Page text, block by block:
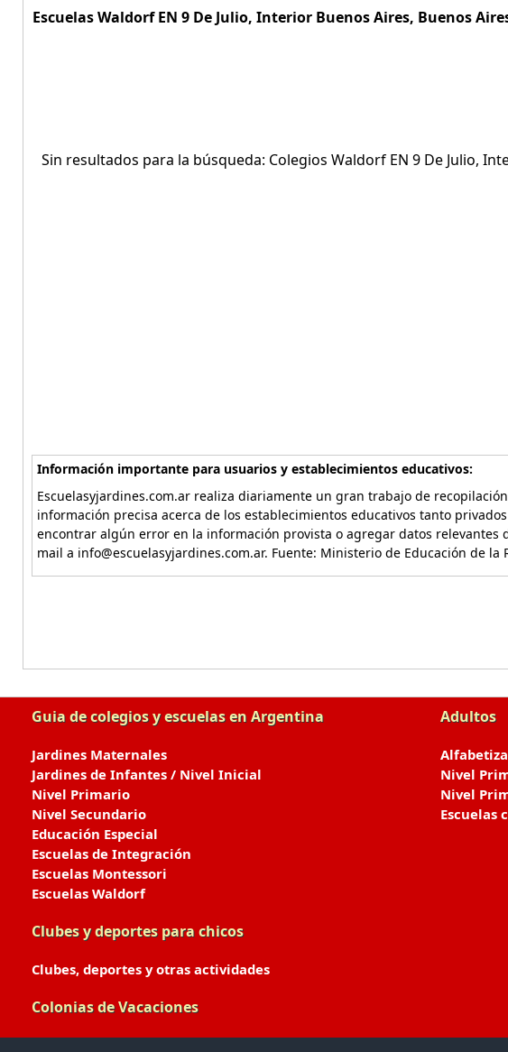
Escuelas Waldorf EN 9 De Julio, Interior Buenos Aires, Buenos
Sin resultados para la búsqueda: Colegios Waldorf EN 9 De Julio,
Información importante para usuarios y establecimientos educativos:
Escuelasyjardines.com.ar realiza diariamente un gran trabajo de
información precisa acerca de los establecimientos educativos tanto
encontrar algún error en la información provista o agregar datos relevantes
mail a info@escuelasyjardines.com.ar. Fuente: Ministerio de Educación de la
Guia de colegios y escuelas en Argentina
Jardines Maternales
Jardines de Infantes / Nivel Inicial
Nivel Primario
Nivel Secundario
Educación Especial
Escuelas de Integración
Escuelas Montessori
Escuelas Waldorf
Clubes y deportes para chicos
Clubes, deportes y otras actividades
Colonias de Vacaciones
Adultos
Nivel
Nivel
Escuelas